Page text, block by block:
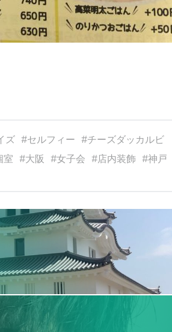
ズ セルフィー
チーズダッカルビ
室 大阪 女子会 店内装飾
神戸